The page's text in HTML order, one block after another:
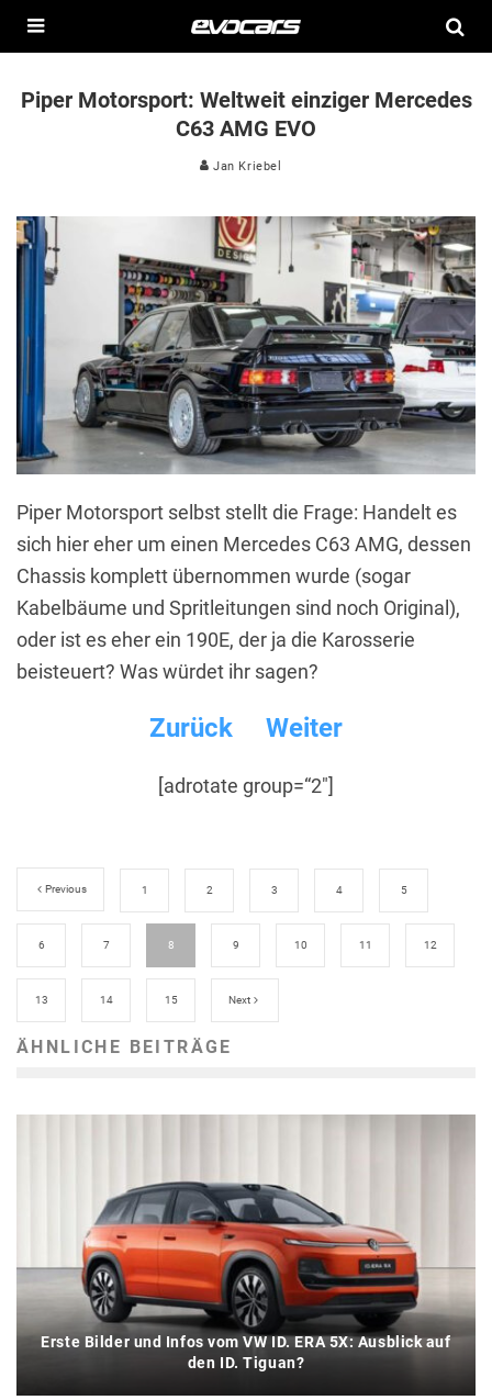
Piper Motorsport: Weltweit einziger Mercedes
C63 AMG EVO
Jan Kriebel
Piper Motorsport selbst stellt die Frage: Handelt es
sich hier eher um einen Mercedes C63 AMG, dessen
Chassis komplett übernommen wurde (sogar
Kabelbäume und Spritleitungen sind noch Original),
oder ist es eher ein 190E, der ja die Karosserie
beisteuert? Was würdet ihr sagen?
Zurück Weiter
[adrotate group=“2″]
Previous 1 2 3 4 5
6 7 8 9 10 11 12
13 14 15 Next
ÄHNLICHE BEITRÄGE
Erste Bilder und Infos vom VW ID. ERA 5X: Ausblick auf
den ID. Tiguan?